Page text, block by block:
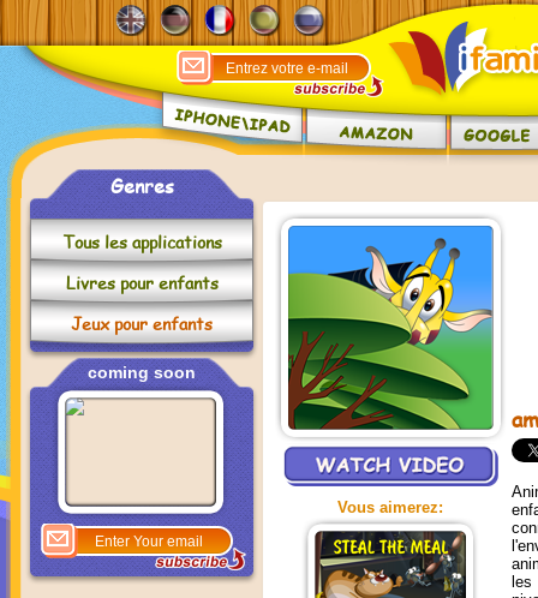
Genres
Tous les applications
Livres pour enfants
Jeux pour enfants
coming soon
Vous aimerez: